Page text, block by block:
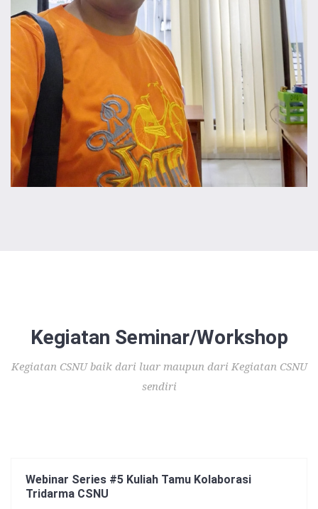
Kegiatan Seminar/Workshop
Kegiatan CSNU baik dari luar maupun dari Kegiatan CSNU
sendiri
Webinar Series #5 Kuliah Tamu Kolaborasi
Tridarma CSNU